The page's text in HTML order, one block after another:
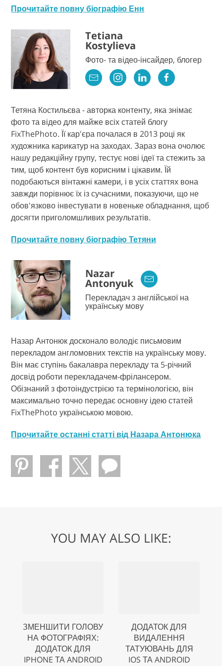
Прочитайте повну біографію Енн
Tetiana
Kostylieva
Фото- та відео-інсайдер, блогер
Тетяна Костильєва - авторка контенту, яка знімає
фото та відео для майже всіх статей блогу
FixThePhoto. Її кар'єра почалася в 2013 році як
художника карикатур на заходах. Зараз вона очолює
нашу редакційну групу, тестує нові ідеї та стежить за
тим, щоб контент був корисним і цікавим. Їй
подобаються вінтажні камери, і в усіх статтях вона
завжди порівнює їх із сучасними, показуючи, що не
обов'язково інвестувати в новеньке обладнання, щоб
досягти приголомшливих результатів.
Прочитайте повну біографію Тетяни
Nazar
Antonyuk
Перекладач з англійської на
українську мову
Назар Антонюк досконало володіє письмовим
перекладом англомовних текстів на українську мову.
Він має ступінь бакалавра перекладу та 5-річний
досвід роботи перекладачем-фрілансером.
Обізнаний з фотоіндустрією та термінологією, він
максимально точно передає основну ідею статей
FixThePhoto українською мовою.
Прочитайте останні статті від Назара Антонюка
YOU MAY ALSO LIKE:
ЗМЕНШИТИ ГОЛОВУ
НА ФОТОГРАФІЯХ:
ДОДАТОК ДЛЯ
IPHONE ТА ANDROID
ДОДАТОК ДЛЯ
ВИДАЛЕННЯ
ТАТУЮВАНЬ ДЛЯ
IOS ТА ANDROID